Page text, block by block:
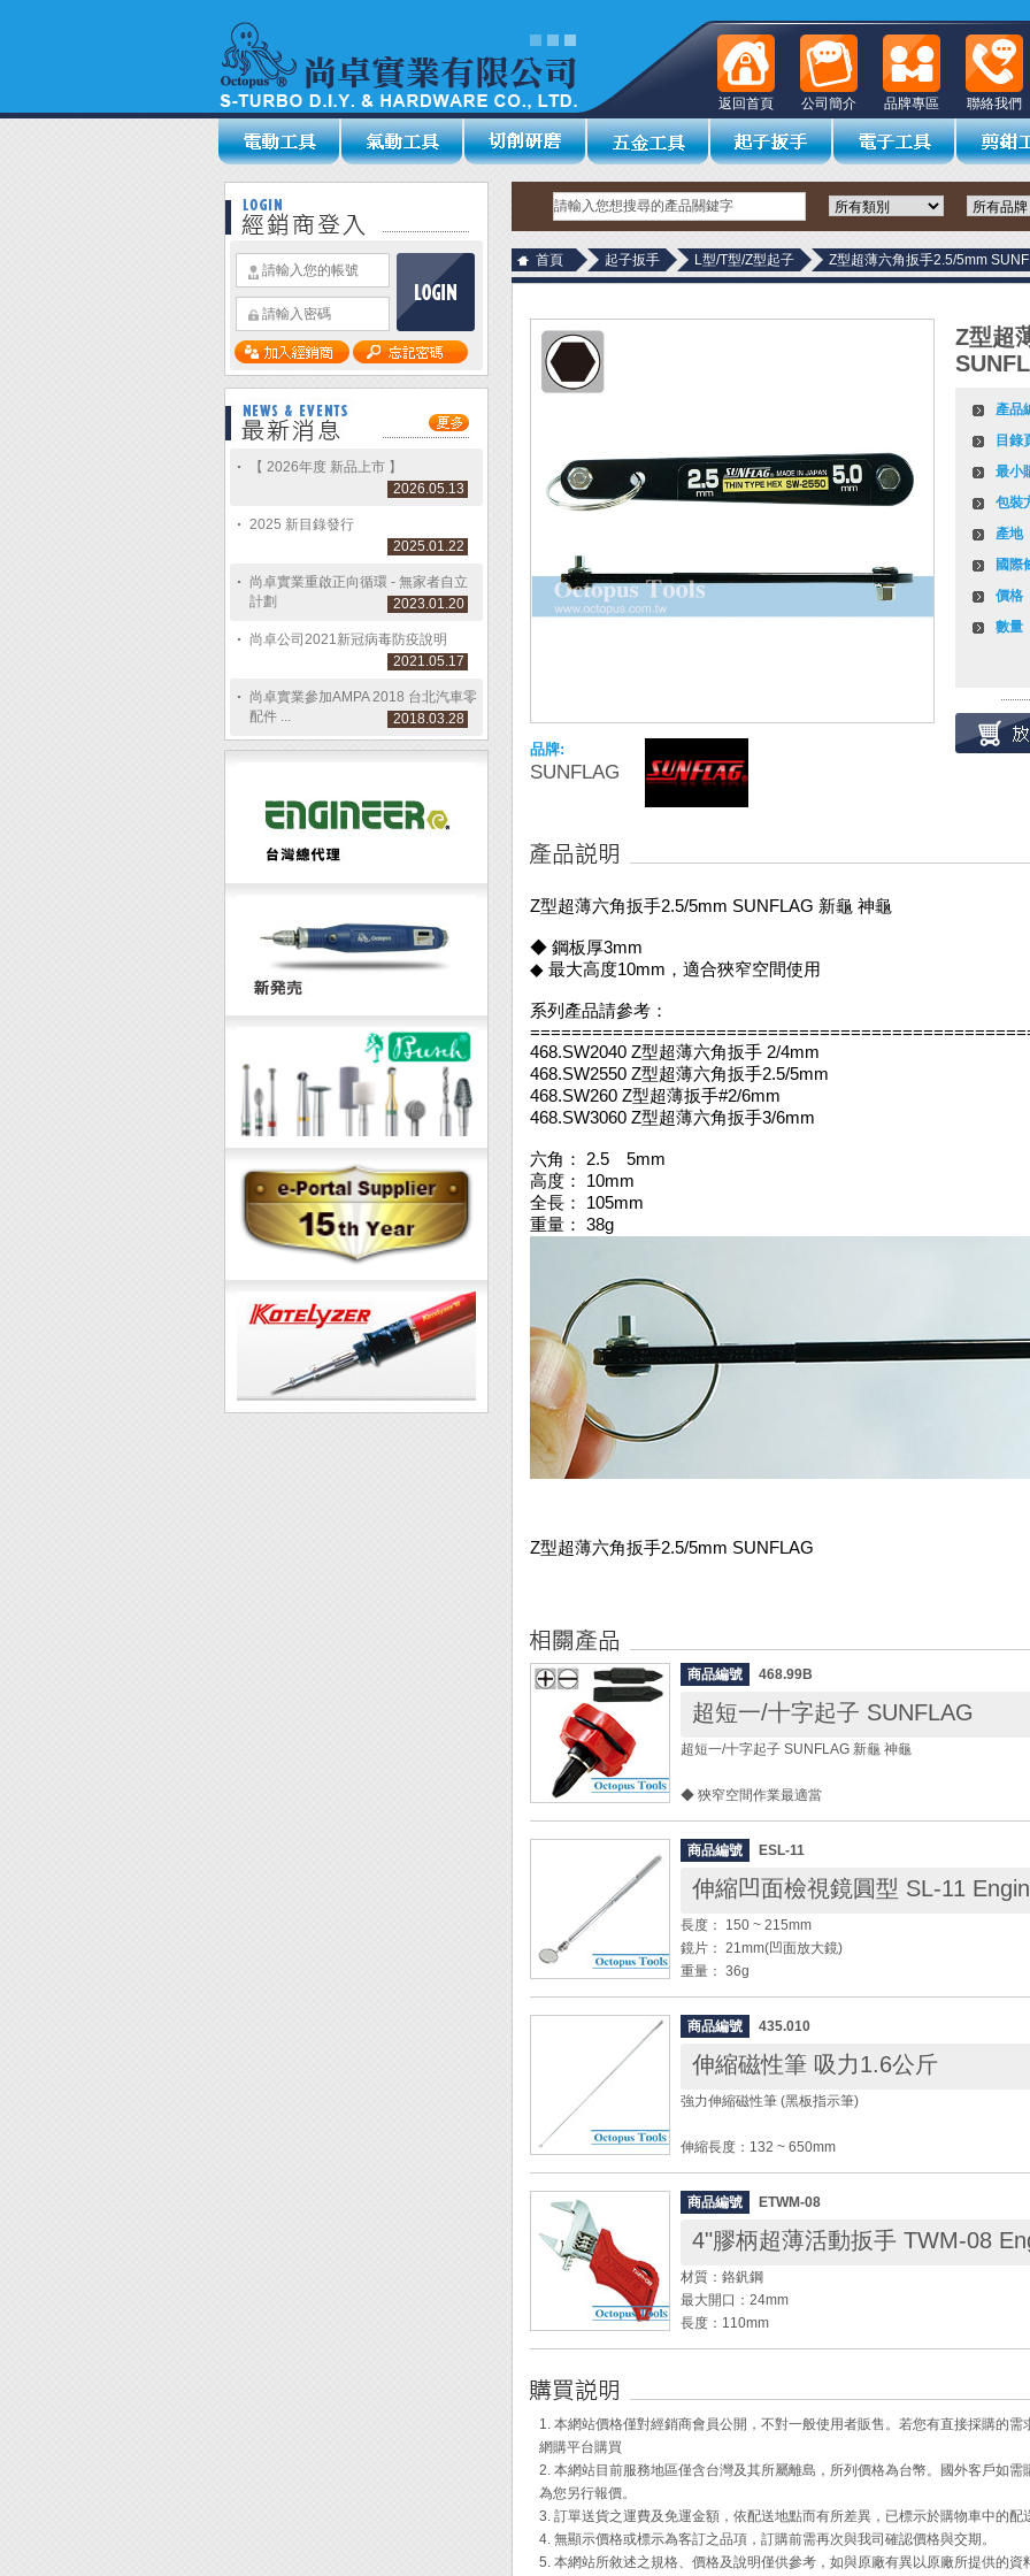
聯絡我們
品牌專區
公司簡介
返回首頁
【 2026年度 新品上市 】
2026.05.13
2025 新目錄發行
2025.01.22
尚卓實業重啟正向循環 - 無家者自立
計劃
2023.01.20
尚卓公司2021新冠病毒防疫說明
2021.05.17
尚卓實業參加AMPA 2018 台北汽車零
配件 ...
2018.03.28
首頁 起子扳手 L型/T型/Z型起子 Z型超薄六角扳手2.5/5mm
品牌:
SUNFLAG
Z型超
產品
目錄
最小
包裝
產地
國際
價格
數量
Z型超薄六角扳手2.5/5mm SUNFLAG 新龜 神龜
◆ 鋼板厚3mm
◆ 最大高度10mm，適合狹窄空間使用
系列產品請參考：
468.SW2040 Z型超薄六角扳手 2/4mm
468.SW2550 Z型超薄六角扳手2.5/5mm
468.SW260 Z型超薄扳手#2/6mm
468.SW3060 Z型超薄六角扳手3/6mm
六角： 2.5 5mm
高度： 10mm
全長： 105mm
重量： 38g
Z型超薄六角扳手2.5/5mm SUNFLAG
商品編號 468.99B
超短一/十字起子 SUNFLAG
超短一/十字起子 SUNFLAG 新龜 神龜
◆ 狹窄空間作業最適當
◆ 手柄處溝槽好抓握好施力
規格：
◎ 十字： #1 #2
軸長： 15mm
軸徑： 6.35mm
全長： 32.5mm
重量： 28g
商品編號 ESL-11
伸縮凹面檢視鏡圓型 SL-11
長度： 150 ~ 215mm
鏡片： 21mm(凹面放大鏡)
重量： 36g
◆ 材質為抗磁不鏽鋼(AISI304)，適合使用於電子零件或
◆ 使用球型關節，前端鏡片可自由調整各種角度
◆ 2段式伸縮桿(最小150mm~最大長度215mm)
商品編號 435.010
伸縮磁性筆 吸力1.6公斤
強力伸縮磁性筆 (黑板指示筆)
伸縮長度：132 ~ 650mm
頭徑： 約11mm
磁性吸力： 約1.6kgs
◆ 輕巧好攜帶，頭部附有磁鐵，可在狹窄處吸取物品
◆ 導遊伸縮旗桿、懸掛領隊旗，可吸引隊員注意，避免
商品編號 ETWM-08
4"膠柄超薄活動扳手 TWM-08
材質：鉻釩鋼
最大開口：24mm
長度：110mm
重量：85g
◆ 口袋大小，方便隨身攜帶。
◆ 適用範圍：
2. BNC/TNC 訊號接頭、同軸連接器
3. 摩托車、腳踏車、汽車各處的螺栓螺帽等。
1. 本網站價格僅對經銷商會員公開，不對一般使用者販售。若您有直接採購的
網購平台購買
2. 本網站目前服務地區僅含台灣及其所屬離島，所列價格為台幣。國外客戶如
為您另行報價。
3. 訂單送貨之運費及免運金額，依配送地點而有所差異，已標示於購物車中的配
4. 無顯示價格或標示為客訂之品項，訂購前需再次與我司確認價格與交期。
5. 本網站所敘述之規格、價格及說明僅供參考，如與原廠有異以原廠所提供的資